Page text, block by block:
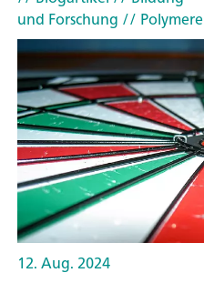
und Forschung // Polymere
12. Aug. 2024